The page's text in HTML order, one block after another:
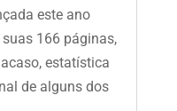
este ano
166 páginas,
estatística
de alguns dos